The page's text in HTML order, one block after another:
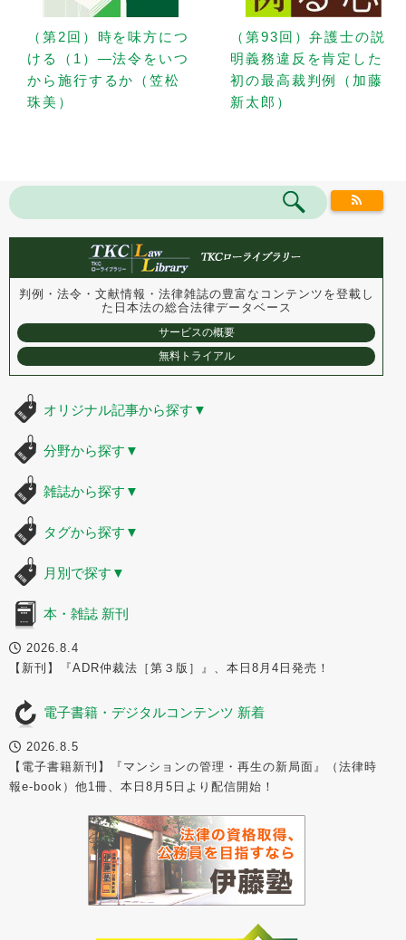
（第2回）時を味方につ
ける（1）—法令をいつ
から施行するか（笠松
珠美）
（第93回）弁護士の説
明義務違反を肯定した
初の最高裁判例（加藤
新太郎）
判例・法令・文献情報・法律雑誌の豊富なコンテンツを登載し
た 日本法の総合法律データベース
サービスの概要
無料トライアル
オリジナル記事から探す ▼
分野から探す ▼
雑誌から探す ▼
タグから探す ▼
月別で探す ▼
本・雑誌 新刊
2026.8.4
【新刊】『ADR仲裁法［第３版］』、本日8月4日発売！
電子書籍・デジタルコンテンツ 新着
2026.8.5
【電子書籍新刊】『マンションの管理・再生の新局面』（法律時
報e-book）他1冊、本日8月5日より配信開始！